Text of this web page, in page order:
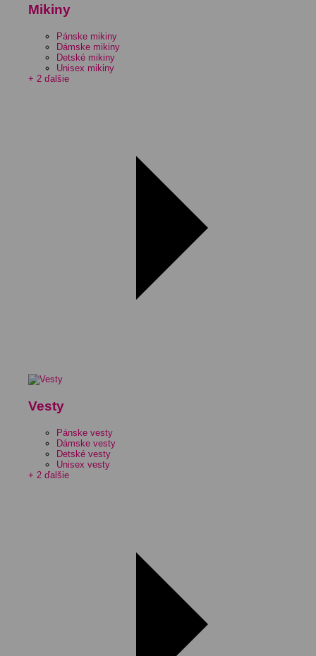
Mikiny
Pánske mikiny
Dámske mikiny
Detské mikiny
Unisex mikiny
+ 2 ďalšie
Vesty
Pánske vesty
Dámske vesty
Detské vesty
Unisex vesty
+ 2 ďalšie